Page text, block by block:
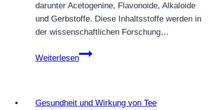
darunter Acetogenine, Flavonoide, Alkaloide
und Gerbstoffe. Diese Inhaltsstoffe werden in
der wissenschaftlichen Forschung…
Weiterlesen
Die
Baums
Gesundheit und Wirkung von Tee